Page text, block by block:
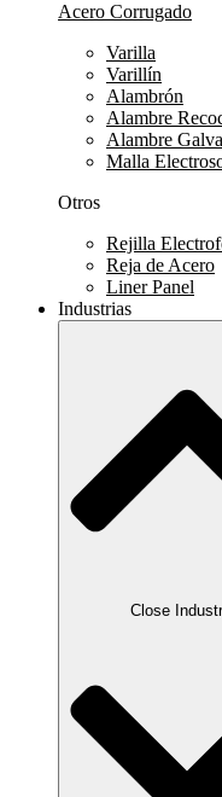
Acero Corrugado
Varilla
Varillín
Alambrón
Alambre
Alambre
Malla
Otros
Rejilla
Reja de Acero
Liner Panel
Industrias
Close